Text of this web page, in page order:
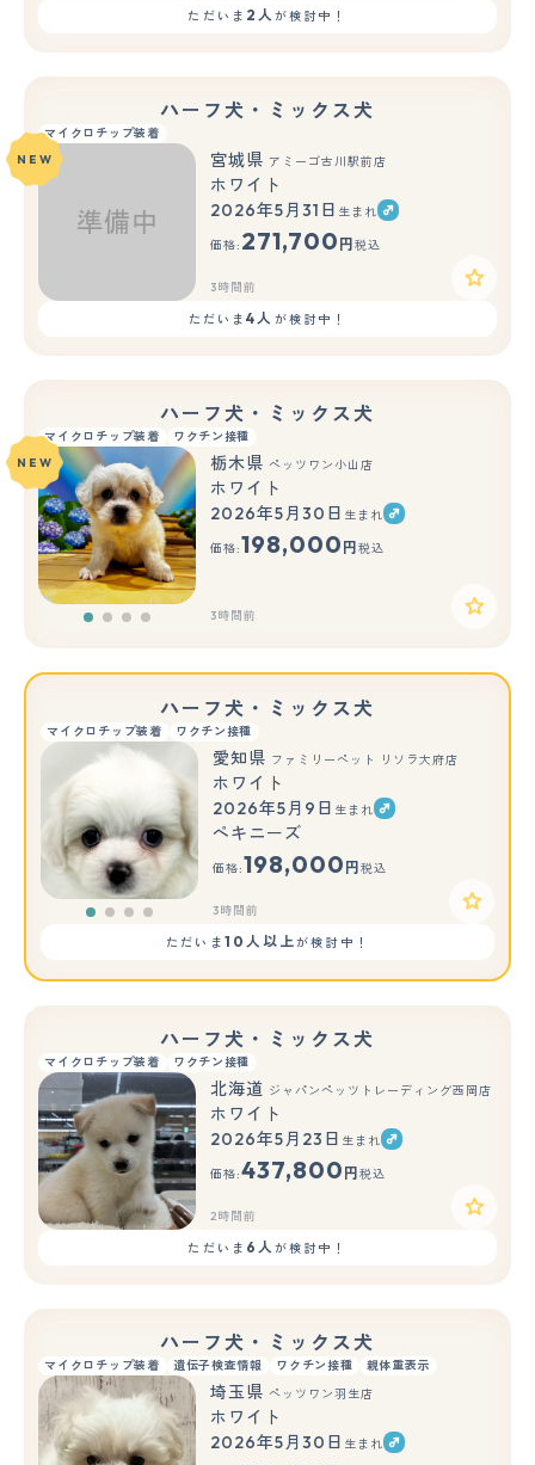
ただいま 2人が検討中！
ハーフ犬・ミックス犬
マイクロチップ装着
NEW
宮城県 アミーゴ古川駅前店
ホワイト
2026年5月31日 生まれ
価格: 271,700 円 税込
3時間前
ただいま4人 が検討中！
ハーフ犬・ミックス犬
マイクロチップ装着
ワクチン接種
NEW
栃木県 ペッツワン小山店
ホワイト
2026年5月30日 生まれ
価格:198,000 円 税込
3時間前
ハーフ犬・ミックス犬
マイクロチップ装着 ワクチン接種
愛知県 ファミリーペット リソラ大府店
ホワイト
2026年5月9日 生まれ
ペキニーズ
価格:198,000 円 税込
3時間前
ただいま 10人以上が検討中！
ハーフ犬・ミックス犬
マイクロチップ装着 ワクチン接種
北海道 ジャパンペッツトレーディング西岡店
ホワイト
2026年5月23日 生まれ
価格:437,800 円 税込
2時間前
ただいま 6人が検討中！
ハーフ犬・ミックス犬
マイクロチップ装着 遺伝子検査情報 ワクチン接種 親体重表示
もっと見る
埼玉県 ペッツワン羽生店
ホワイト
2026年5月30日 生まれ